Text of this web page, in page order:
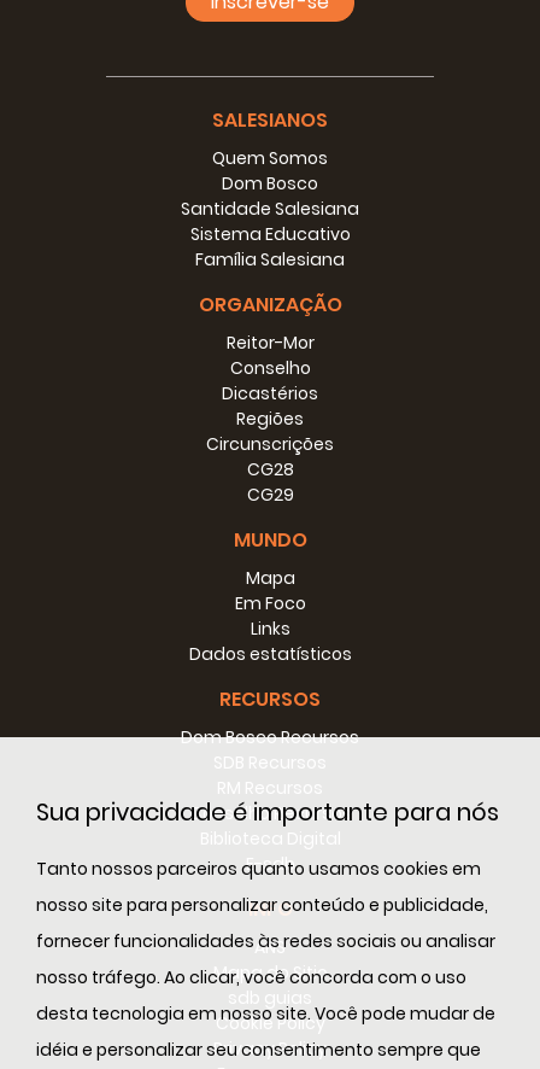
Sua privacidade é importante para nós
Tanto nossos parceiros quanto usamos cookies em
nosso site para personalizar conteúdo e publicidade,
fornecer funcionalidades às redes sociais ou analisar
nosso tráfego. Ao clicar, você concorda com o uso
desta tecnologia em nosso site. Você pode mudar de
idéia e personalizar seu consentimento sempre que
SALESIANOS
Quem Somos
Dom Bosco
Santidade Salesiana
Sistema Educativo
Família Salesiana
ORGANIZAÇÃO
Reitor-Mor
Conselho
Dicastérios
Regiões
Circunscrições
CG28
CG29
MUNDO
Mapa
Em Foco
Links
Dados estatísticos
RECURSOS
Dom Bosco Recursos
Conselho Recursos
E-sdb
INFO
ANS
Mapa do Sitio
Cookie Policy
Privacy Policy